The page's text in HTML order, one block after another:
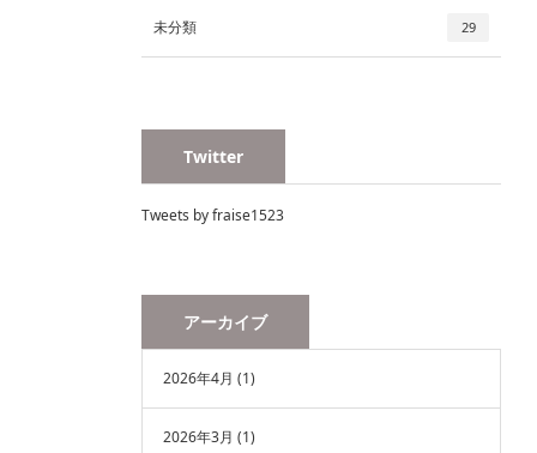
未分類 29
Twitter
Tweets by fraise1523
アーカイブ
2026年4月 (1)
2026年3月 (1)